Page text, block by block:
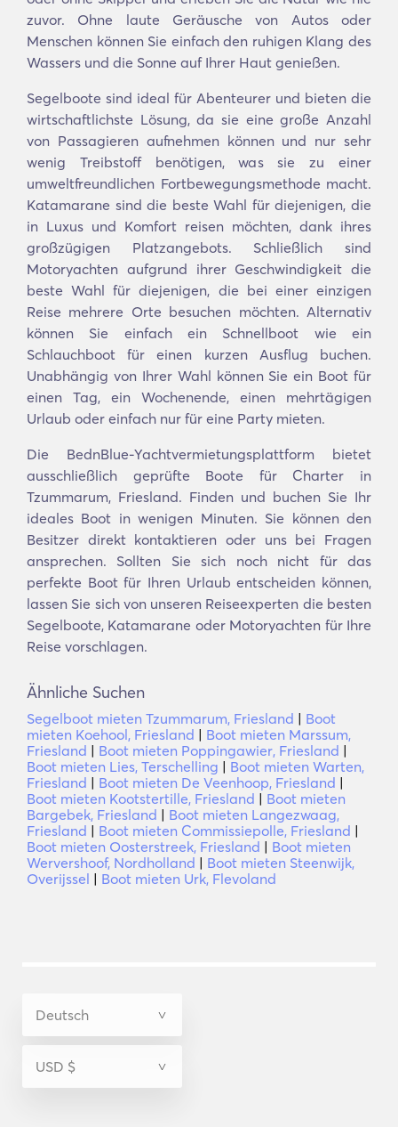
zuvor. Ohne laute Geräusche von Autos oder
Menschen können Sie einfach den ruhigen Klang des
Wassers und die Sonne auf Ihrer Haut genießen.
Segelboote sind ideal für Abenteurer und bieten die
wirtschaftlichste Lösung, da sie eine große Anzahl
von Passagieren aufnehmen können und nur sehr
wenig Treibstoff benötigen, was sie zu einer
umweltfreundlichen Fortbewegungsmethode macht.
Katamarane sind die beste Wahl für diejenigen, die
in Luxus und Komfort reisen möchten, dank ihres
großzügigen Platzangebots. Schließlich sind
Motoryachten aufgrund ihrer Geschwindigkeit die
beste Wahl für diejenigen, die bei einer einzigen
Reise mehrere Orte besuchen möchten. Alternativ
können Sie einfach ein Schnellboot wie ein
Schlauchboot für einen kurzen Ausflug buchen.
Unabhängig von Ihrer Wahl können Sie ein Boot für
einen Tag, ein Wochenende, einen mehrtägigen
Urlaub oder einfach nur für eine Party mieten.
Die BednBlue-Yachtvermietungsplattform bietet
ausschließlich geprüfte Boote für Charter in
Tzummarum, Friesland. Finden und buchen Sie Ihr
ideales Boot in wenigen Minuten. Sie können den
Besitzer direkt kontaktieren oder uns bei Fragen
ansprechen. Sollten Sie sich noch nicht für das
perfekte Boot für Ihren Urlaub entscheiden können,
lassen Sie sich von unseren Reiseexperten die besten
Segelboote, Katamarane oder Motoryachten für Ihre
Reise vorschlagen.
Ähnliche Suchen
Segelboot mieten Tzummarum, Friesland | Boot
mieten Koehool, Friesland | Boot mieten Marssum,
Friesland | Boot mieten Poppingawier, Friesland |
Boot mieten Lies, Terschelling | Boot mieten Warten,
Friesland | Boot mieten De Veenhoop, Friesland |
Boot mieten Kootstertille, Friesland | Boot mieten
Bargebek, Friesland | Boot mieten Langezwaag,
Friesland | Boot mieten Commissiepolle, Friesland |
Boot mieten Oosterstreek, Friesland | Boot mieten
Wervershoof, Nordholland | Boot mieten Steenwijk,
Overijssel | Boot mieten Urk, Flevoland